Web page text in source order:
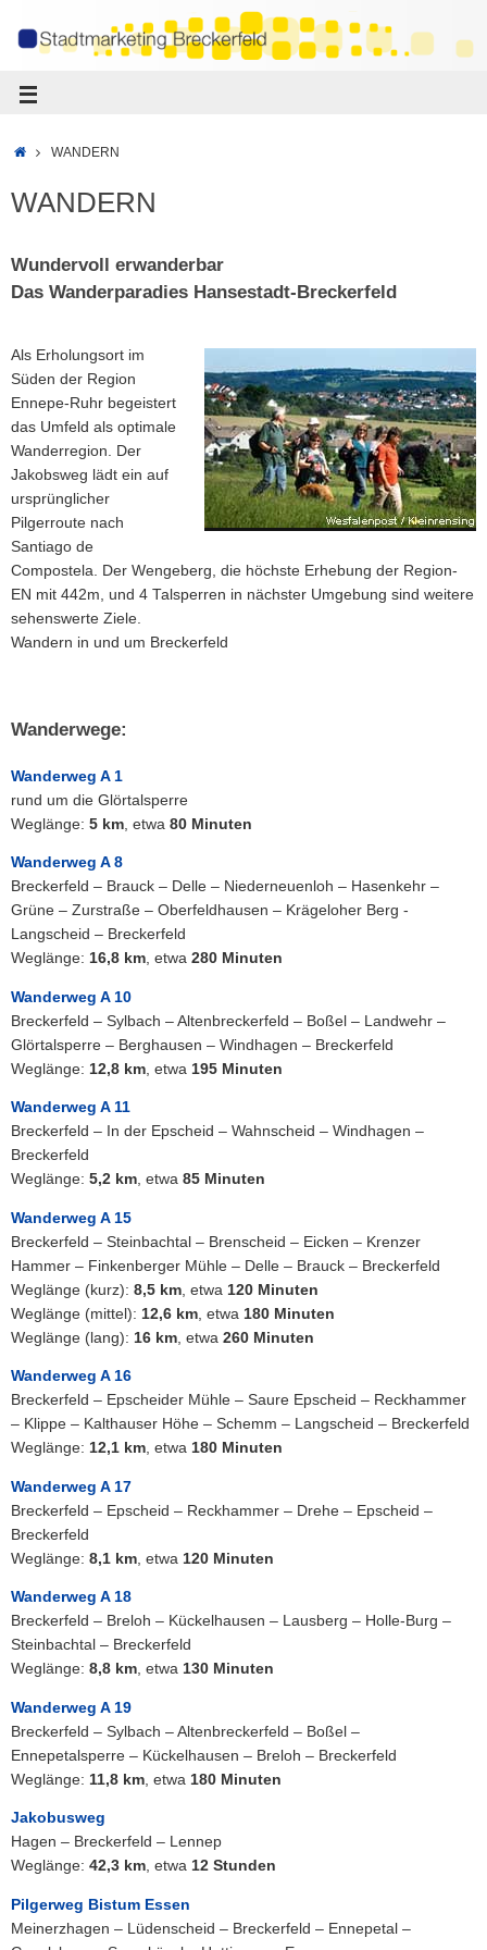
WANDERN
WANDERN
Wundervoll erwanderbar
Das Wanderparadies Hansestadt-Breckerfeld
Als Erholungsort im
Süden der Region
Ennepe-Ruhr begeistert
das Umfeld als optimale
Wanderregion. Der
Jakobsweg lädt ein auf
ursprünglicher
Pilgerroute nach
Santiago de
Compostela. Der Wengeberg, die höchste Erhebung der Region-
EN mit 442m, und 4 Talsperren in nächster Umgebung sind weitere
sehenswerte Ziele.
Wandern in und um Breckerfeld
Wanderwege:
Wanderweg A 1
rund um die Glörtalsperre
Weglänge: 5 km , etwa 80 Minuten
Wanderweg A 8
Breckerfeld – Brauck – Delle – Niederneuenloh – Hasenkehr –
Grüne – Zurstraße – Oberfeldhausen – Krägeloher Berg -
Langscheid – Breckerfeld
Weglänge: 16,8 km, etwa 280 Minuten
Wanderweg A 10
Breckerfeld – Sylbach – Altenbreckerfeld – Boßel – Landwehr –
Glörtalsperre – Berghausen – Windhagen – Breckerfeld
Weglänge: 12,8 km , etwa 195 Minuten
Wanderweg A 11
Breckerfeld – In der Epscheid – Wahnscheid – Windhagen –
Breckerfeld
Weglänge: 5,2 km, etwa 85 Minuten
Wanderweg A 15
Breckerfeld – Steinbachtal – Brenscheid – Eicken – Krenzer
Hammer – Finkenberger Mühle – Delle – Brauck – Breckerfeld
Weglänge (kurz): 8,5 km , etwa 120 Minuten
Weglänge (mittel): 12,6 km , etwa 180 Minuten
Weglänge (lang): 16 km , etwa 260 Minuten
Wanderweg A 16
Breckerfeld – Epscheider Mühle – Saure Epscheid – Reckhammer
– Klippe – Kalthauser Höhe – Schemm – Langscheid – Breckerfeld
Weglänge: 12,1 km, etwa 180 Minuten
Wanderweg A 17
Breckerfeld – Epscheid – Reckhammer – Drehe – Epscheid –
Breckerfeld
Weglänge: 8,1 km , etwa 120 Minuten
Wanderweg A 18
Breckerfeld – Breloh – Kückelhausen – Lausberg – Holle-Burg –
Steinbachtal – Breckerfeld
Weglänge: 8,8 km, etwa 130 Minuten
Wanderweg A 19
Breckerfeld – Sylbach – Altenbreckerfeld – Boßel –
Ennepetalsperre – Kückelhausen – Breloh – Breckerfeld
Weglänge: 11,8 km , etwa 180 Minuten
Jakobusweg
Hagen – Breckerfeld – Lennep
Weglänge: 42,3 km, etwa 12 Stunden
Pilgerweg Bistum Essen
Meinerzhagen – Lüdenscheid – Breckerfeld – Ennepetal –